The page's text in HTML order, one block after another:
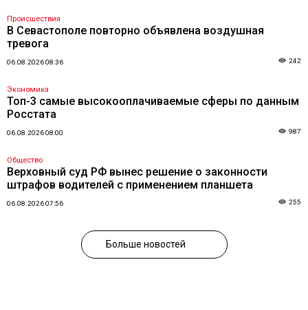
Происшествия
В Севастополе повторно объявлена воздушная
тревога
06.08.2026 08:36 242
Экономика
Топ-3 самые высокооплачиваемые сферы по данным
Росстата
06.08.2026 08:00 987
Общество
Верховный суд РФ вынес решение о законности
штрафов водителей с применением планшета
06.08.2026 07:56 255
Больше новостей